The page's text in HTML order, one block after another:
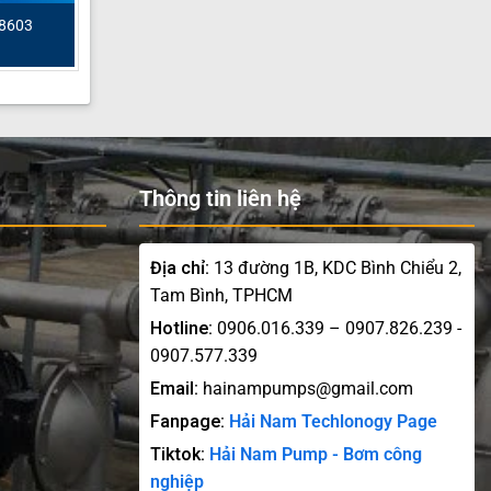
Thông tin liên hệ
Địa chỉ: 13 đường 1B, KDC Bình Chiểu 2,
Tam Bình, TPHCM
Hotline: 0906.016.339 – 0907.826.239 -
0907.577.339
Email: hainampumps@gmail.com
Fanpage: Hải Nam Techlonogy Page
Tiktok: Hải Nam Pump - Bơm công
nghiệp